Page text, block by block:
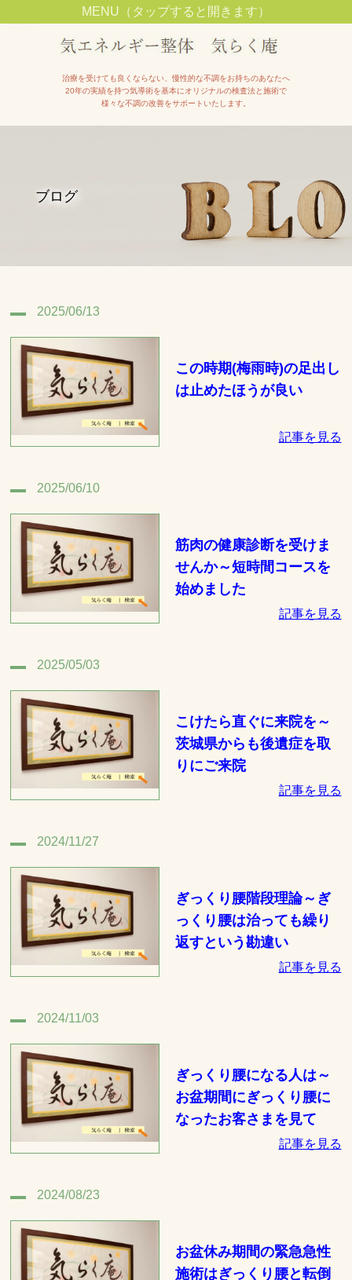
治療を受けても良くならない、慢性的な不調をお持ちのあなたへ
20年の実績を持つ気導術を基本にオリジナルの検査法と施術で
様々な不調の改善をサポートいたします。
ブログ
2025/06/13
この時期(梅雨時)の足出し
は止めたほうが良い
記事を見る
2025/06/10
筋肉の健康診断を受けま
せんか～短時間コースを
始めました
記事を見る
2025/05/03
こけたら直ぐに来院を～
茨城県からも後遺症を取
りにご来院
記事を見る
2024/11/27
ぎっくり腰階段理論～ぎ
っくり腰は治っても繰り
返すという勘違い
記事を見る
2024/11/03
ぎっくり腰になる人は～
お盆期間にぎっくり腰に
なったお客さまを見て
記事を見る
2024/08/23
お盆休み期間の緊急急性
施術はぎっくり腰と転倒
MENU（タップすると開きます）